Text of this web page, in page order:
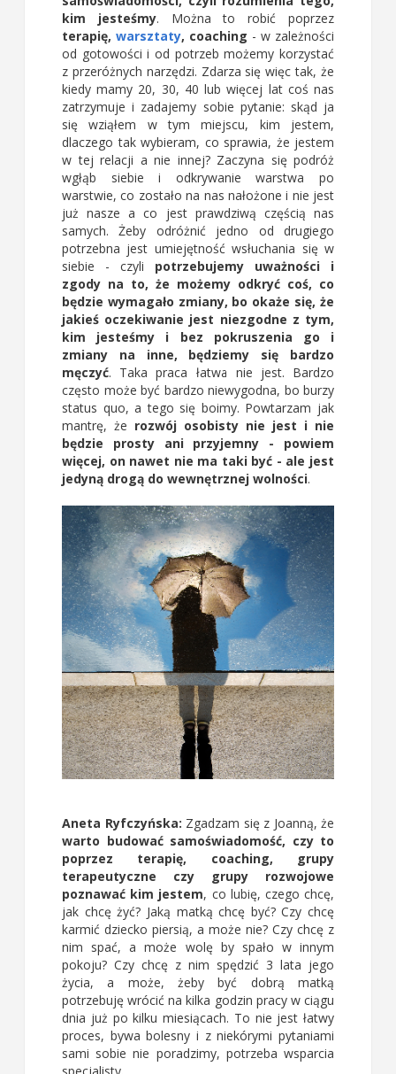
kim jesteśmy. Można to robić poprzez
terapię, warsztaty, coaching - w zależności
od gotowości i od potrzeb możemy korzystać
z przeróżnych narzędzi. Zdarza się więc tak, że
kiedy mamy 20, 30, 40 lub więcej lat coś nas
zatrzymuje i zadajemy sobie pytanie: skąd ja
się wziąłem w tym miejscu, kim jestem,
dlaczego tak wybieram, co sprawia, że jestem
w tej relacji a nie innej? Zaczyna się podróż
wgłąb siebie i odkrywanie warstwa po
warstwie, co zostało na nas nałożone i nie jest
już nasze a co jest prawdziwą częścią nas
samych. Żeby odróżnić jedno od drugiego
potrzebna jest umiejętność wsłuchania się w
siebie - czyli potrzebujemy uważności i
zgody na to, że możemy odkryć coś, co
będzie wymagało zmiany, bo okaże się, że
jakieś oczekiwanie jest niezgodne z tym,
kim jesteśmy i bez pokruszenia go i
zmiany na inne, będziemy się bardzo
męczyć. Taka praca łatwa nie jest. Bardzo
często może być bardzo niewygodna, bo burzy
status quo, a tego się boimy. Powtarzam jak
mantrę, że rozwój osobisty nie jest i nie
będzie prosty ani przyjemny - powiem
więcej, on nawet nie ma taki być - ale jest
jedyną drogą do wewnętrznej wolności.
Aneta Ryfczyńska: Zgadzam się z Joanną, że
warto budować samoświadomość, czy to
poprzez terapię, coaching, grupy
terapeutyczne czy grupy rozwojowe
poznawać kim jestem, co lubię, czego chcę,
jak chcę żyć? Jaką matką chcę być? Czy chcę
karmić dziecko piersią, a może nie? Czy chcę z
nim spać, a może wolę by spało w innym
pokoju? Czy chcę z nim spędzić 3 lata jego
życia, a może, żeby być dobrą matką
potrzebuję wrócić na kilka godzin pracy w ciągu
dnia już po kilku miesiącach. To nie jest łatwy
proces, bywa bolesny i z niekórymi pytaniami
sami sobie nie poradzimy, potrzeba wsparcia